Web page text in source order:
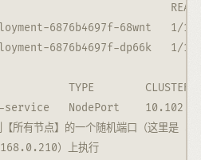
READY
6876b4697f-68wnt
6876b4697f-dp66k
TYPE        CLUSTER-IP
NodePort
所有节点】的一个随机端口（这里是
）上执行